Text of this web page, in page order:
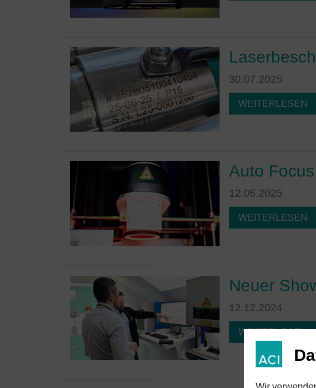
30.07.2025
WEITERLESEN
Auto
12.06.2025
WEITERLESEN
Neuer
12.12.2024
WEITERLESEN